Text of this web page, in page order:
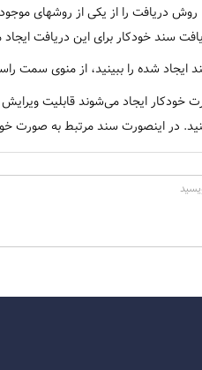
دریافت را از یکی از روشهای موجود
سند خودکار برای این دریافت
ایجاد شده را ببینید، از منوی سمت
خودکار ایجاد می‌شوند قابلیت
در اینصورت سند مرتبط به صورت